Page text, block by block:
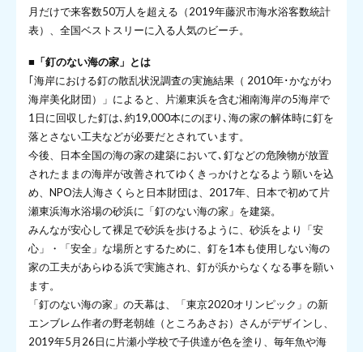
月だけで来客数50万人を超える（2019年藤沢市海水浴客数統計
表）、全国ベストスリーに入る人気のビーチ。
■「釘のない海の家」とは
｢海岸における釘の散乱状況調査の実施結果（ 2010年･かながわ
海岸美化財団）」によると、片瀬東浜を含む湘南海岸の5海岸で
1日に回収した釘は､約19,000本にのぼり､海の家の解体時に釘を
落とさない工夫などが必要だとされています。
今後、日本全国の海の家の建築において､釘などの危険物が放置
されたままの海岸が改善されてゆくきっかけとなるよう願いを込
め、NPO法人海さくらと日本財団は、2017年、日本で初めて片
瀬東浜海水浴場の砂浜に「釘のない海の家」を建築。
みんなが安心して裸足で砂浜を歩けるように、砂浜をより「安
心」・「安全」な場所とするために、釘を1本も使用しない海の
家の工夫があらゆる浜で実施され、釘が浜からなくなる事を願い
ます。
「釘のない海の家」の天幕は、「東京2020オリンピック」の新
エンブレム作者の野老朝雄（ところあさお）さんがデザインし、
2019年5月26日に片瀬小学校で子供達が色を塗り、毎年魚や海